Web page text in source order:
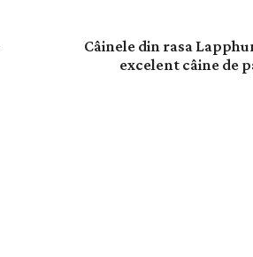
Câinele din rasa
excelent câine de